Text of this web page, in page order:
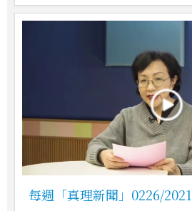
每週「真理新聞」0226/2021